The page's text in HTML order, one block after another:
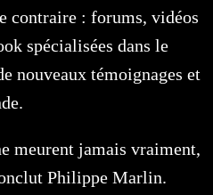
contraire : forums, vidéos
spécialisées dans le
nouveaux témoignages et
meurent jamais vraiment,
Philippe Marlin.